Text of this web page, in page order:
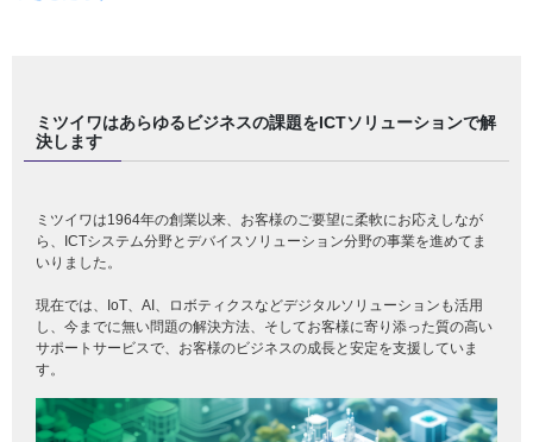
ミツイワはあらゆるビジネスの課題をICTソリューションで解
決します
ミツイワは1964年の創業以来、お客様のご要望に柔軟にお応えしなが
ら、ICTシステム分野とデバイスソリューション分野の事業を進めてま
いりました。
現在では、IoT、AI、ロボティクスなどデジタルソリューションも活用
し、今までに無い問題の解決方法、そしてお客様に寄り添った質の高い
サポートサービスで、お客様のビジネスの成長と安定を支援していま
す。